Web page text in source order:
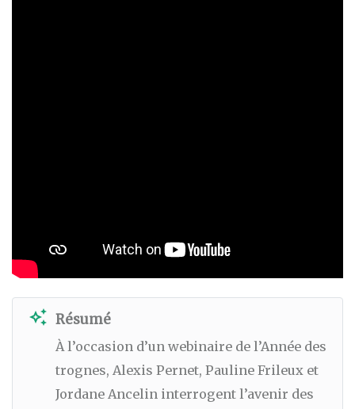
auto_awesome Résumé
À l’occasion d’un webinaire de l’Année des
trognes, Alexis Pernet, Pauline Frileux et
Jordane Ancelin interrogent l’avenir des